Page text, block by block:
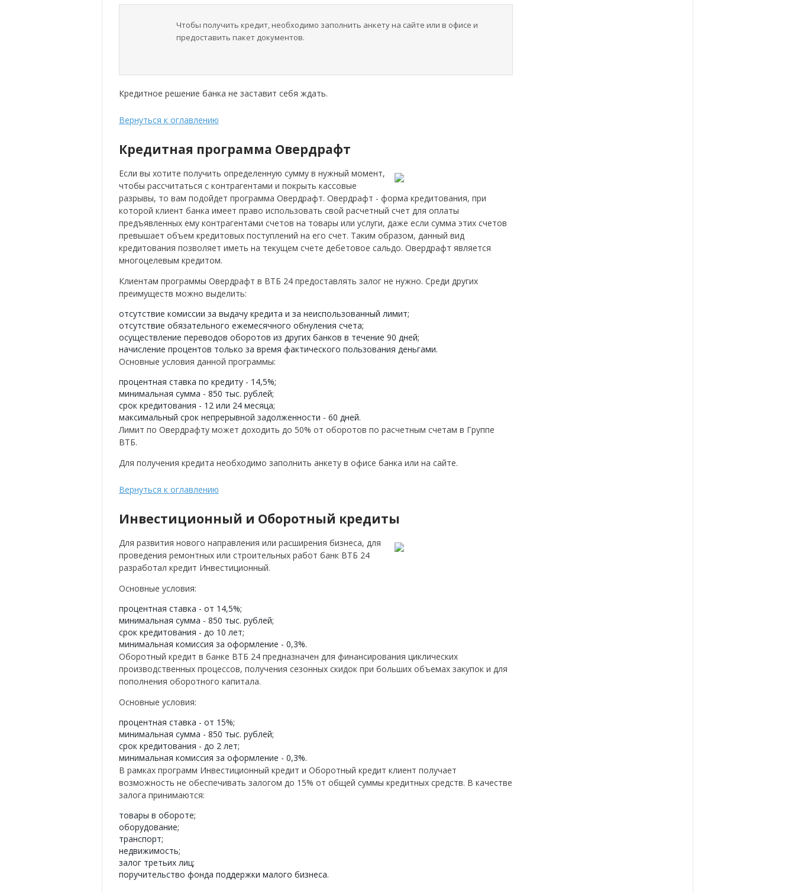
Чтобы получить кредит, необходимо заполнить анкету на сайте или в офисе и
предоставить пакет документов.
Кредитное решение банка не заставит себя ждать.
Вернуться к оглавлению
Кредитная программа Овердрафт
Если вы хотите получить определенную сумму в нужный момент,
чтобы рассчитаться с контрагентами и покрыть кассовые
разрывы, то вам подойдет программа Овердрафт. Овердрафт - форма кредитования, при
которой клиент банка имеет право использовать свой расчетный счет для оплаты
предъявленных ему контрагентами счетов на товары или услуги, даже если сумма этих счетов
превышает объем кредитовых поступлений на его счет. Таким образом, данный вид
кредитования позволяет иметь на текущем счете дебетовое сальдо. Овердрафт является
многоцелевым кредитом.
Клиентам программы Овердрафт в ВТБ 24 предоставлять залог не нужно. Среди других
преимуществ можно выделить:
отсутствие комиссии за выдачу кредита и за неиспользованный лимит;
отсутствие обязательного ежемесячного обнуления счета;
осуществление переводов оборотов из других банков в течение 90 дней;
начисление процентов только за время фактического пользования деньгами.
Основные условия данной программы:
процентная ставка по кредиту - 14,5%;
минимальная сумма - 850 тыс. рублей;
срок кредитования - 12 или 24 месяца;
максимальный срок непрерывной задолженности - 60 дней.
Лимит по Овердрафту может доходить до 50% от оборотов по расчетным счетам в Группе
ВТБ.
Для получения кредита необходимо заполнить анкету в офисе банка или на сайте.
Вернуться к оглавлению
Инвестиционный и Оборотный кредиты
Для развития нового направления или расширения бизнеса, для
проведения ремонтных или строительных работ банк ВТБ 24
разработал кредит Инвестиционный.
Основные условия:
процентная ставка - от 14,5%;
минимальная сумма - 850 тыс. рублей;
срок кредитования - до 10 лет;
минимальная комиссия за оформление - 0,3%.
Оборотный кредит в банке ВТБ 24 предназначен для финансирования циклических
производственных процессов, получения сезонных скидок при больших объемах закупок и для
пополнения оборотного капитала.
Основные условия:
процентная ставка - от 15%;
минимальная сумма - 850 тыс. рублей;
срок кредитования - до 2 лет;
минимальная комиссия за оформление - 0,3%.
В рамках программ Инвестиционный кредит и Оборотный кредит клиент получает
возможность не обеспечивать залогом до 15% от общей суммы кредитных средств. В качестве
залога принимаются:
товары в обороте;
оборудование;
транспорт;
недвижимость;
залог третьих лиц;
поручительство фонда поддержки малого бизнеса.